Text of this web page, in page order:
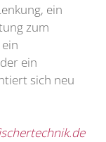
ein
zum
ein
sich neu